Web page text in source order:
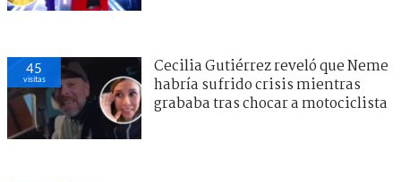
45
visitas
Cecilia Gutiérrez reveló que Neme
habría sufrido crisis mientras
grababa tras chocar a motociclista